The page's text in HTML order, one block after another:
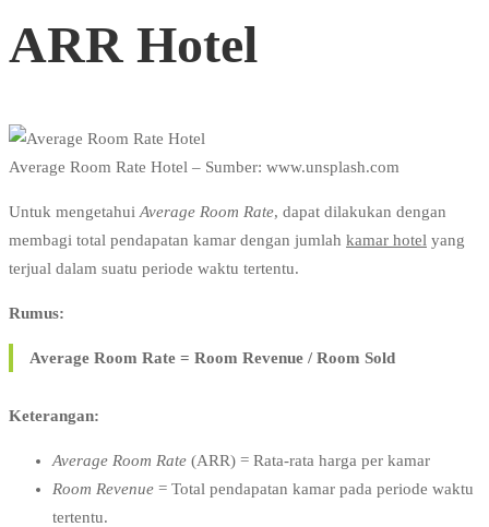
ARR Hotel
Average Room Rate Hotel – Sumber: www.unsplash.com
Untuk mengetahuiAverage Room Rate, dapat dilakukan dengan
membagi total pendapatan kamar dengan jumlah kamar hotel yang
terjual dalam suatu periode waktu tertentu.
Rumus:
Average Room Rate = Room Revenue / Room Sold
Keterangan:
Average Room Rate (ARR) = Rata-rata harga per kamar
Room Revenue = Total pendapatan kamar pada periode waktu
tertentu.